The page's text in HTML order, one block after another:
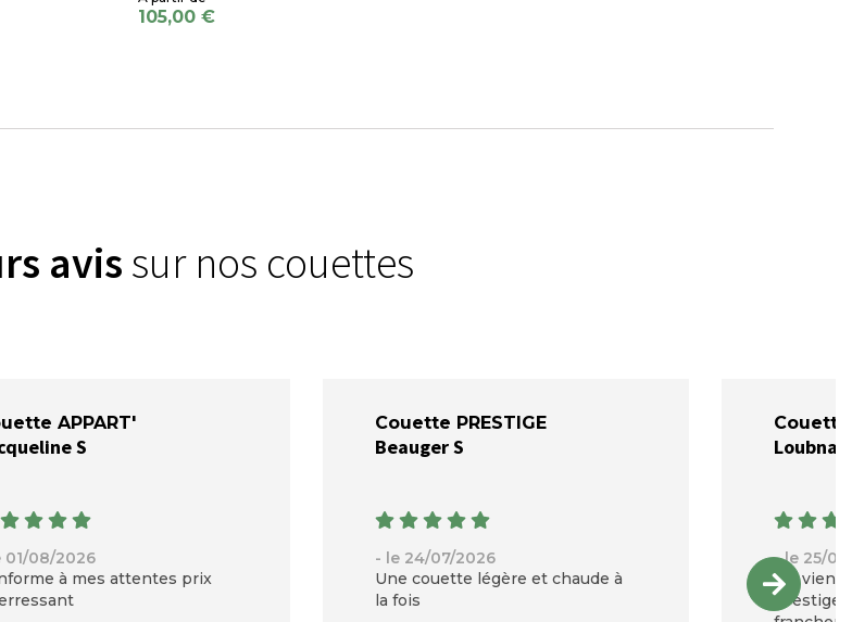
105,00 €
avis sur nos couettes
APPART'
S
01/08/2026
à mes attentes prix
Couette PRESTIGE
Beauger S
- le 24/07/2026
Une couette légère et chaude à
la fois
Couette
Loubna E
- le 25/
“Je viens
Prestige